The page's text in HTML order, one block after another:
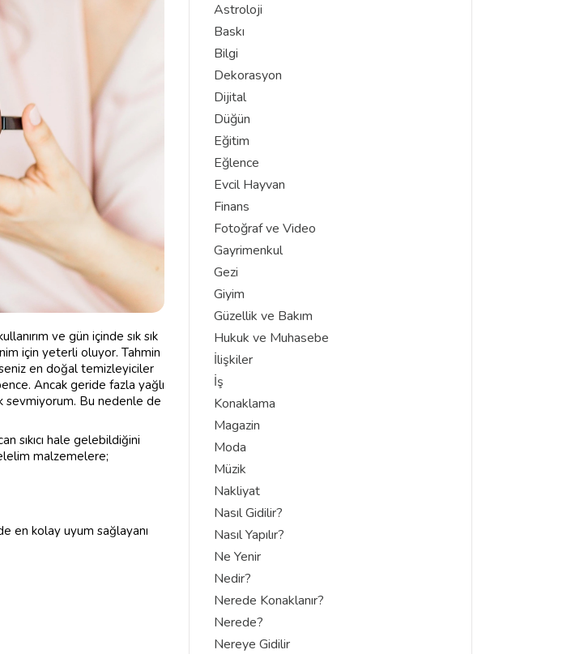
ve gün içinde sık sık
için yeterli oluyor. Tahmin
en doğal temizleyiciler
Ancak geride fazla yağlı
sevmiyorum. Bu nedenle de
sıkıcı hale gelebildiğini
malzemelere;
en kolay uyum sağlayanı
Astroloji
Baskı
Bilgi
Dekorasyon
Dijital
Düğün
Eğitim
Eğlence
Evcil Hayvan
Finans
Fotoğraf ve Video
Gayrimenkul
Gezi
Giyim
Güzellik ve Bakım
Hukuk ve Muhasebe
İlişkiler
İş
Konaklama
Magazin
Moda
Müzik
Nakliyat
Nasıl Gidilir?
Nasıl Yapılır?
Ne Yenir
Nedir?
Nerede Konaklanır?
Nerede?
Nereye Gidilir